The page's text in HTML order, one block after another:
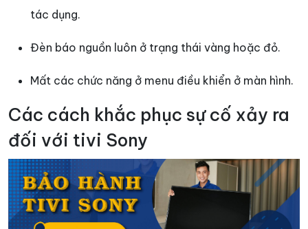
tác dụng.
Đèn báo nguồn luôn ở trạng thái vàng hoặc đỏ.
Mất các chức năng ở menu điều khiển ở màn hình.
Các cách khắc phục sự cố xảy ra
đối với tivi Sony